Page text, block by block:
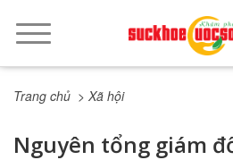
Trang chủ > Xã hội
Nguyên tổng giám